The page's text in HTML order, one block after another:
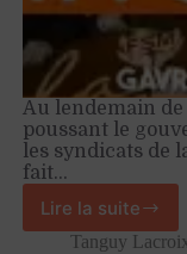
Au lendemain
poussant le
les syndicats de
fait…
Lire la suiteDémission
de
Tanguy